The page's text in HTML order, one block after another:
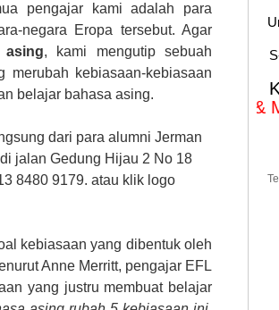
pengajar kami adalah para
negara Eropa tersebut. Agar
asing, kami mengutip sebuah
merubah kebiasaan-kebiasaan
belajar bahasa asing.
dari para alumni Jerman
jalan Gedung Hijau 2 No 18
8480 9179. atau klik logo
kebiasaan yang dibentuk oleh
Anne Merritt, pengajar EFL
yang justru membuat belajar
dimulai pada Januari & Mei